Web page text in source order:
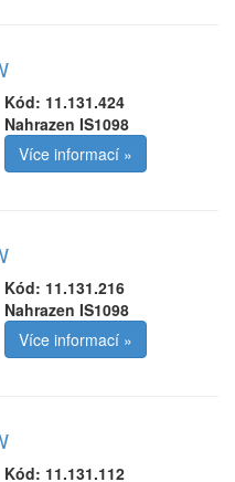
Kód: 11.131.424
Nahrazen IS1098
Více informací »
Kód: 11.131.216
Nahrazen IS1098
Více informací »
Kód: 11.131.112